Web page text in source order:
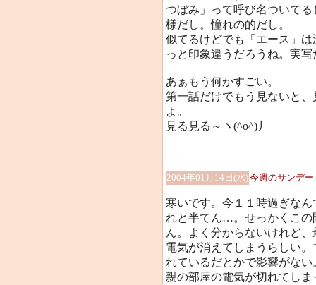
つぼみ」って呼び名ついて
様だし。憧れの的だし。
似てるけどでも「エース」
っと印象違うだろうね。実
あぁもう何かすごい。
第一話だけでもう見ないと
よ。
見る見る～ヽ(^o^)丿
2004年01月14日(水)今週のサンデ
寒いです。今１１時過ぎな
れと半てん…。せっかくこの
ん。よく分からないけれど
電気が消えてしまうらしい
れているだとかで影響がな
親の部屋の電気が切れてし